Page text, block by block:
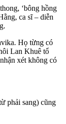
‘bông hồng
ca sĩ – diễn
Họ từng có
Lan Khuê tổ
xét không có
phải sang) cũng